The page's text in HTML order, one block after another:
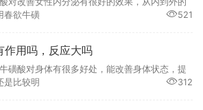
春欲牛磺
521
作用吗，反应大吗
酸对身体有很多好处，能改善身体状态，提
是比较明
312